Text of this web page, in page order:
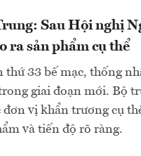
Sau Hội nghị
ra sản phẩm cụ thể
thứ 33 bế mạc, thống
giai đoạn mới. Bộ
đơn vị khẩn trương cụ
và tiến độ rõ ràng.